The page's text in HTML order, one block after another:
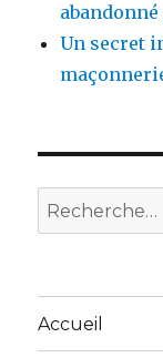
Un secret
Recherche
pour
Accueil